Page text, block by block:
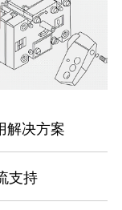
解决方案
支持